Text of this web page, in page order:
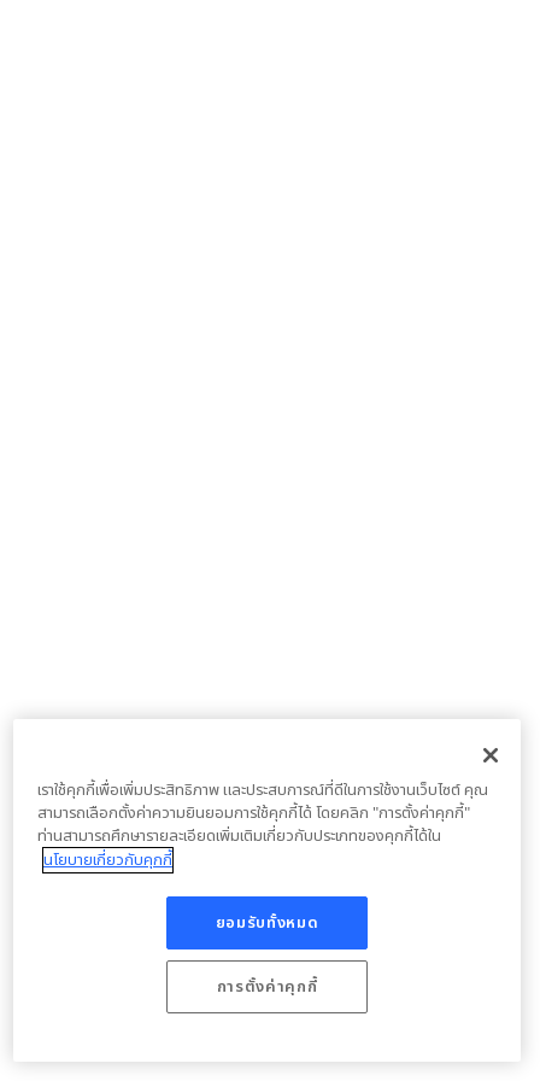
เราใช้คุกกี้เพื่อเพิ่มประสิทธิภาพ และประสบการณ์ที่ดีในการใช้งานเว็บไซต์ คุณ
สามารถเลือกตั้งค่าความยินยอมการใช้คุกกี้ได้ โดยคลิก "การตั้งค่าคุกกี้"
ท่านสามารถศึกษารายละเอียดเพิ่มเติมเกี่ยวกับประเภทของคุกกี้ได้ใน
นโยบายเกี่ยวกับคุกกี้
ยอมรับทั้งหมด
การตั้งค่าคุกกี้